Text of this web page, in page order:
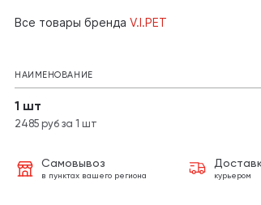
Все товары бренда V.I.PET
НАИМЕНОВАНИЕ
1 шт
2485 руб за 1 шт
Самовывоз
в пунктах вашего региона курьером